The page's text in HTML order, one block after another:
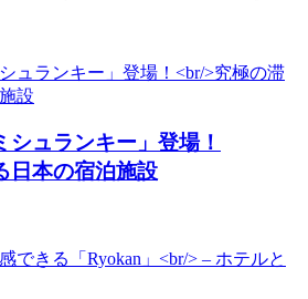
ュランキー」登場！
日本の宿泊施設